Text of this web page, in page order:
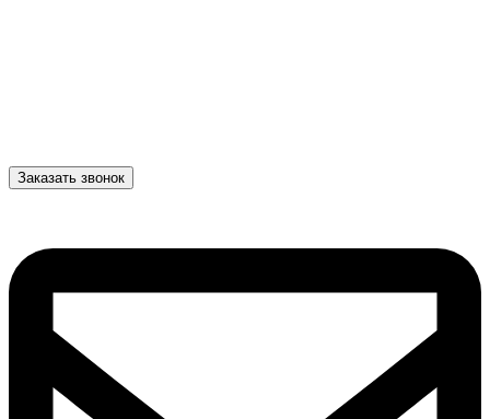
Заказать звонок